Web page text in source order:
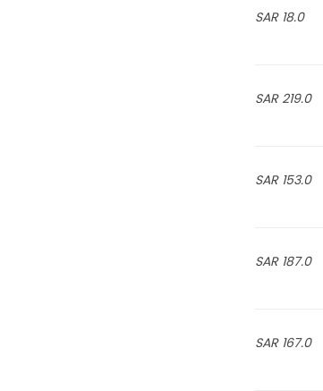
18.0 SAR
219.0 SAR
153.0 SAR
187.0 SAR
167.0 SAR